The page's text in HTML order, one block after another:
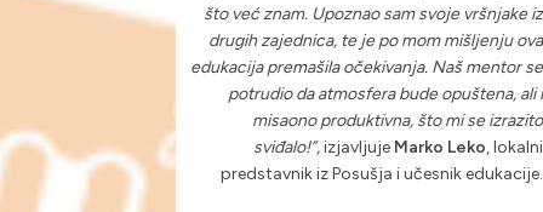
što već znam. Upoznao sam svoje vršnjake iz
drugih zajednica, te je po mom mišljenju ova
edukacija premašila očekivanja. Naš mentor se
potrudio da atmosfera bude opuštena, ali i
misaono produktivna, što mi se izrazito
sviđalo!”,izjavljuje Marko Leko, lokalni
predstavnik iz Posušja i učesnik edukacije.